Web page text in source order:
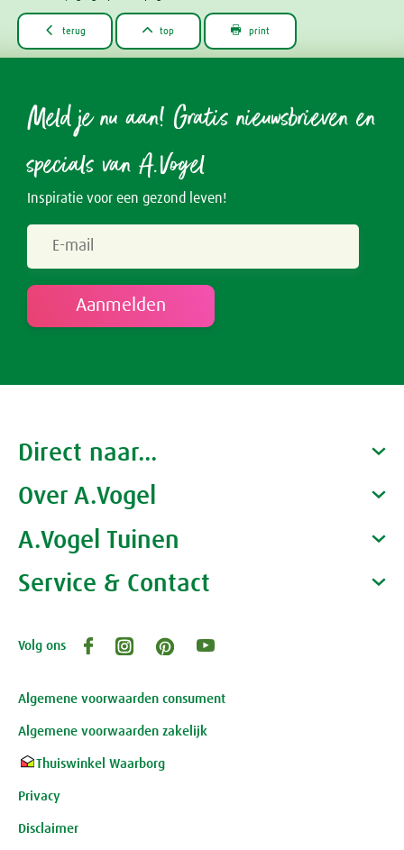
 terug  top  print
Meld je nu aan! Gratis nieuwsbrieven en
specials van A.Vogel
Inspiratie voor een gezond leven!
Direct naar...
Producten
Gezondheidscoaches
Over A.Vogel
Alfred Vogel
Waarom A.Vogel kiezen
A.Vogel Tuinen
Over A.Vogel tuinen
Openingstijden, route en adres
Service & Contact
Klantenservice webwinkel
Review-richtlijnen
Volg ons
Algemene voorwaarden consument
Algemene voorwaarden zakelijk
Thuiswinkel Waarborg
Privacy
Disclaimer